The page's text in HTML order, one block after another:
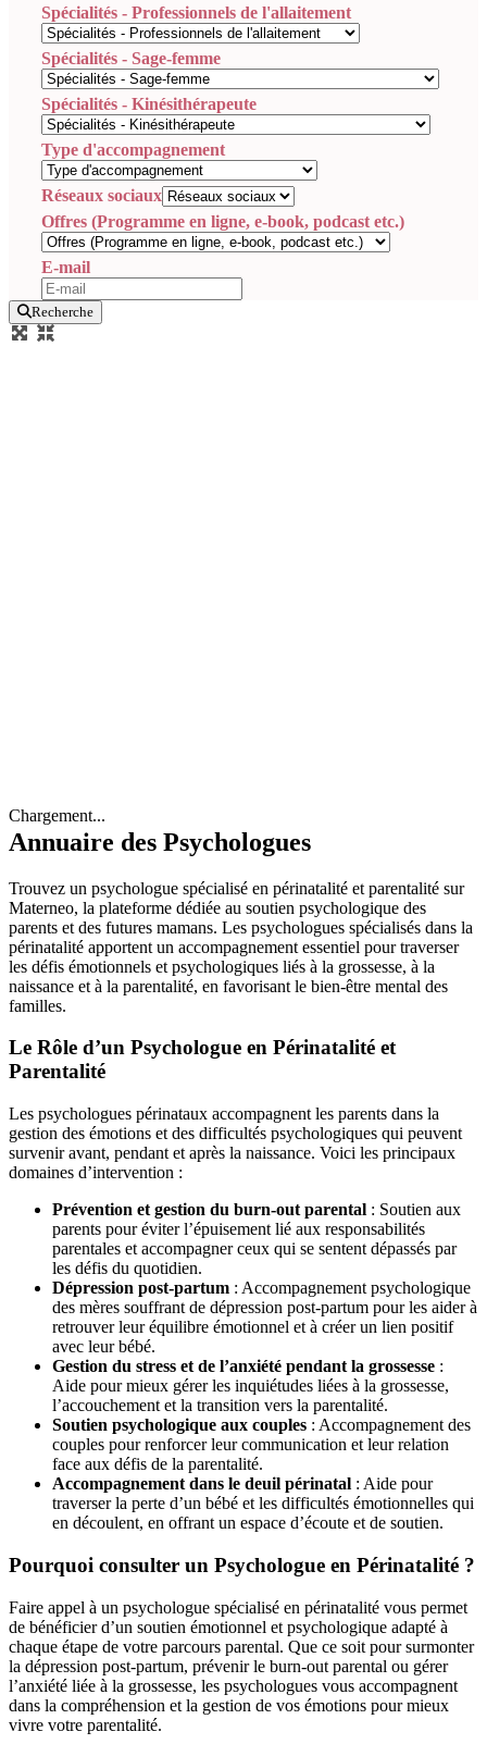
Spécialités - Professionnels de l'allaitement
Spécialités - Sage-femme
Spécialités - Kinésithérapeute
Type d'accompagnement
Réseaux sociaux
Offres (Programme en ligne, e-book, podcast etc.)
E-mail
Recherche
Chargement...
Annuaire des Psychologues
Trouvez un psychologue spécialisé en périnatalité et parentalité sur
Materneo, la plateforme dédiée au soutien psychologique des
parents et des futures mamans. Les psychologues spécialisés dans la
périnatalité apportent un accompagnement essentiel pour traverser
les défis émotionnels et psychologiques liés à la grossesse, à la
naissance et à la parentalité, en favorisant le bien-être mental des
familles.
Le Rôle d’un Psychologue en Périnatalité et
Parentalité
Les psychologues périnataux accompagnent les parents dans la
gestion des émotions et des difficultés psychologiques qui peuvent
survenir avant, pendant et après la naissance. Voici les principaux
domaines d’intervention :
Prévention et gestion du burn-out parental : Soutien aux
parents pour éviter l’épuisement lié aux responsabilités
parentales et accompagner ceux qui se sentent dépassés par
les défis du quotidien.
Dépression post-partum : Accompagnement psychologique
des mères souffrant de dépression post-partum pour les aider à
retrouver leur équilibre émotionnel et à créer un lien positif
avec leur bébé.
Gestion du stress et de l’anxiété pendant la grossesse :
Aide pour mieux gérer les inquiétudes liées à la grossesse,
l’accouchement et la transition vers la parentalité.
Soutien psychologique aux couples : Accompagnement des
couples pour renforcer leur communication et leur relation
face aux défis de la parentalité.
Accompagnement dans le deuil périnatal : Aide pour
traverser la perte d’un bébé et les difficultés émotionnelles qui
en découlent, en offrant un espace d’écoute et de soutien.
Pourquoi consulter un Psychologue en Périnatalité ?
Faire appel à un psychologue spécialisé en périnatalité vous permet
de bénéficier d’un soutien émotionnel et psychologique adapté à
chaque étape de votre parcours parental. Que ce soit pour surmonter
la dépression post-partum, prévenir le burn-out parental ou gérer
l’anxiété liée à la grossesse, les psychologues vous accompagnent
dans la compréhension et la gestion de vos émotions pour mieux
vivre votre parentalité.